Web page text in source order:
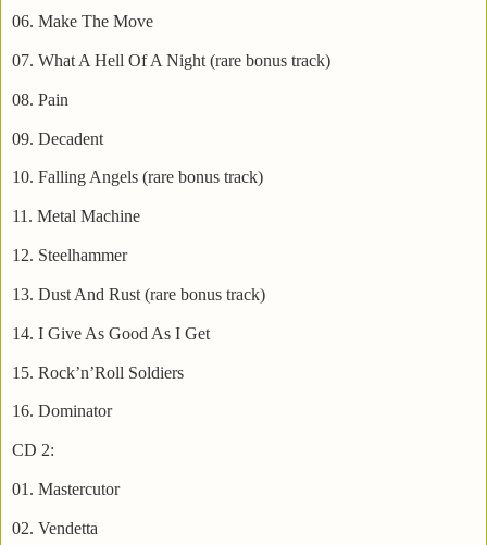
06. Make The Move
07. What A Hell Of A Night (rare bonus track)
08. Pain
09. Decadent
10. Falling Angels (rare bonus track)
11. Metal Machine
12. Steelhammer
13. Dust And Rust (rare bonus track)
14. I Give As Good As I Get
15. Rock’n’Roll Soldiers
16. Dominator
CD 2:
01. Mastercutor
02. Vendetta